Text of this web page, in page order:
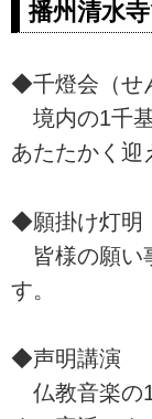
播州清水
◆千燈会（せ
境内の1千
あたたかく迎
◆願掛け灯明
皆様の願い
す。
◆声明講演
仏教音楽の